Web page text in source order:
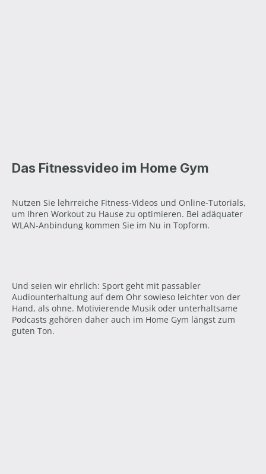
Das Fitnessvideo im Home Gym
Nutzen Sie lehrreiche Fitness-Videos und Online-Tutorials,
um Ihren Workout zu Hause zu optimieren. Bei adäquater
WLAN-Anbindung kommen Sie im Nu in Topform.
Und seien wir ehrlich: Sport geht mit passabler
Audiounterhaltung auf dem Ohr sowieso leichter von der
Hand, als ohne. Motivierende Musik oder unterhaltsame
Podcasts gehören daher auch im Home Gym längst zum
guten Ton.